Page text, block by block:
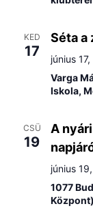
KED
17
Séta a
június
Varga
Iskola,
CSÜ
19
A
június
1077
Központ)